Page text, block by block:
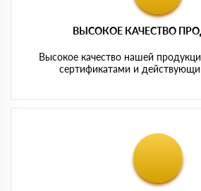
ВЫСОКОЕ КАЧЕСТВО
Высокое качество нашей
сертификатами и